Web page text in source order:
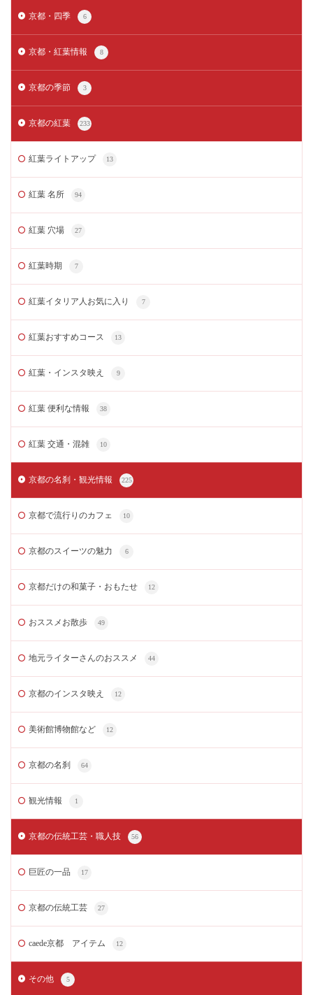
京都・四季 6
京都・紅葉情報 8
京都の季節 3
京都の紅葉 233
紅葉ライトアップ 13
紅葉 名所 94
紅葉 穴場 27
紅葉時期 7
紅葉イタリア人お気に入り 7
紅葉おすすめコース 13
紅葉・インスタ映え 9
紅葉 便利な情報 38
紅葉 交通・混雑 10
京都の名刹・観光情報 225
京都で流行りのカフェ 10
京都のスイーツの魅力 6
京都だけの和菓子・おもたせ 12
おススメお散歩 49
地元ライターさんのおススメ 44
京都のインスタ映え 12
美術館博物館など 12
京都の名刹 64
観光情報 1
京都の伝統工芸・職人技 56
巨匠の一品 17
京都の伝統工芸 27
caede京都 アイテム 12
その他 5